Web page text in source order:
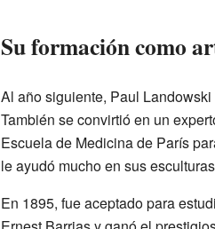
Su formación como
Al año siguiente, Paul
También se convirtió en un
Escuela de Medicina de París
le ayudó mucho en sus
En 1895, fue aceptado para